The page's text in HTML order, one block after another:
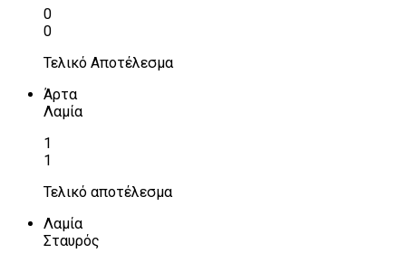
0
0
Τελικό Αποτέλεσμα
Άρτα
Λαμία
1
1
Τελικό αποτέλεσμα
Λαμία
Σταυρός